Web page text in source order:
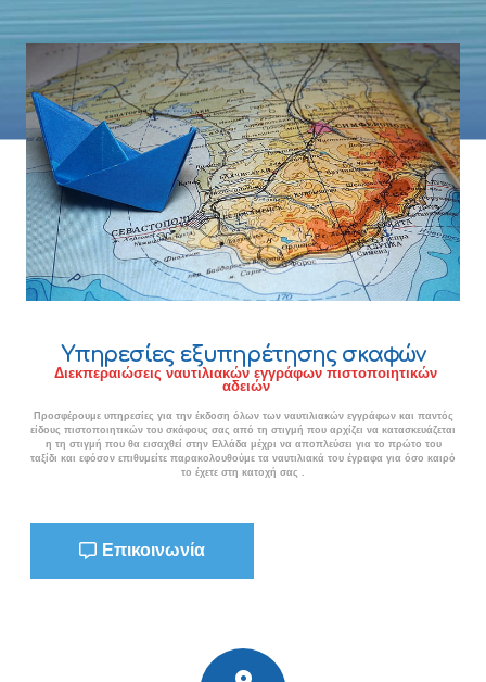
Υπηρεσίες εξυπηρέτησης σκαφών
Διεκπεραιώσεις ναυτιλιακών εγγράφων πιστοποιητικών
αδειών
Προσφέρουμε υπηρεσίες για την έκδοση όλων των ναυτιλιακών εγγράφων και παντός
είδους πιστοποιητικών του σκάφους σας από τη στιγμή που αρχίζει να κατασκευάζεται
η τη στιγμή που θα εισαχθεί στην Ελλάδα μέχρι να αποπλεύσει για το πρώτο του
ταξίδι και εφόσον επιθυμείτε παρακολουθούμε τα ναυτιλιακά του έγραφα για όσο καιρό
το έχετε στη κατοχή σας .
Επικοινωνία